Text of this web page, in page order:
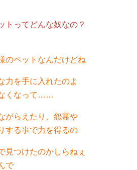
トってどんな奴なの？
のペットなんだけどね
力を手に入れたのよ
くなって……
がらえたり、怨霊や
する事で力を得るの
つけたのかしらねぇ
で